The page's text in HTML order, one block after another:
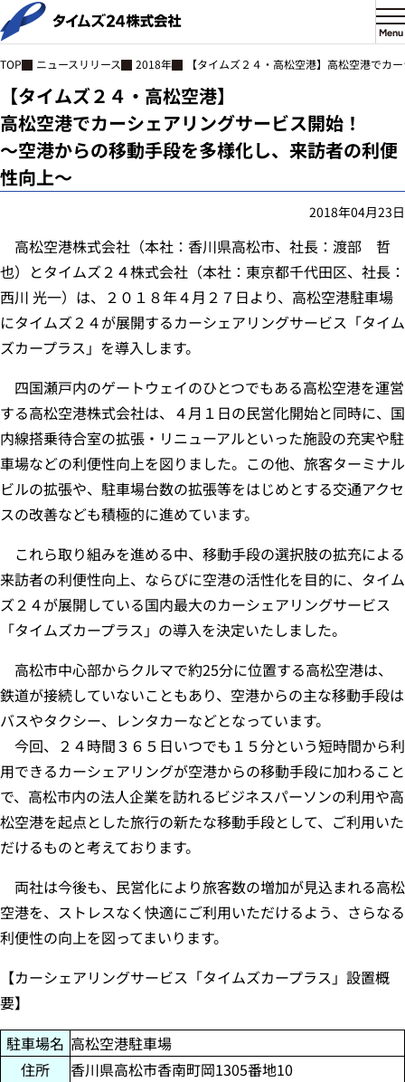
Menu
TOP ニュースリリース 2018年 【タイムズ２４・高松空港】高松空港で
【タイムズ２４・高松空港】
高松空港でカーシェアリングサービス開始！
～空港からの移動手段を多様化し、来訪者の利便
性向上～
2018年04月23日
高松空港株式会社（本社：香川県高松市、社長：渡部 哲
也）とタイムズ２４株式会社（本社：東京都千代田区、社長：
西川 光一）は、２０１８年４月２７日より、高松空港駐車場
にタイムズ２４が展開するカーシェアリングサービス「タイム
ズカープラス」を導入します。
四国瀬戸内のゲートウェイのひとつでもある高松空港を運営
する高松空港株式会社は、４月１日の民営化開始と同時に、国
内線搭乗待合室の拡張・リニューアルといった施設の充実や駐
車場などの利便性向上を図りました。この他、旅客ターミナル
ビルの拡張や、駐車場台数の拡張等をはじめとする交通アクセ
スの改善なども積極的に進めています。
これら取り組みを進める中、移動手段の選択肢の拡充による
来訪者の利便性向上、ならびに空港の活性化を目的に、タイム
ズ２４が展開している国内最大のカーシェアリングサービス
「タイムズカープラス」の導入を決定いたしました。
高松市中心部からクルマで約25分に位置する高松空港は、
鉄道が接続していないこともあり、空港からの主な移動手段は
バスやタクシー、レンタカーなどとなっています。
今回、２４時間３６５日いつでも１５分という短時間から利
用できるカーシェアリングが空港からの移動手段に加わること
で、高松市内の法人企業を訪れるビジネスパーソンの利用や高
松空港を起点とした旅行の新たな移動手段として、ご利用いた
だけるものと考えております。
両社は今後も、民営化により旅客数の増加が見込まれる高松
空港を、ストレスなく快適にご利用いただけるよう、さらなる
利便性の向上を図ってまいります。
【カーシェアリングサービス「タイムズカープラス」設置概
要】
駐車場名 高松空港駐車場
住所
香川県高松市香南町岡1305番地10